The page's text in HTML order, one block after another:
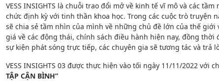
VESS INSIGHTS là chuỗi trao đổi mở về kinh tế vĩ mô và các
chức định kỳ với tinh thần khoa học. Trong các cuộc trò truyện
sẽ chia sẻ tầm nhìn của mình về những chủ đề lớn của thế
giá về các động thái, chính sách điều hành hiện nay, đồng
sự kiện phát sóng trực tiếp, các chuyên gia sẽ tương tác và trả
VESS INSIGHTS 03 được thực hiện vào tối ngày 11/11/2022 với
TẬP CẬN BÌNH”